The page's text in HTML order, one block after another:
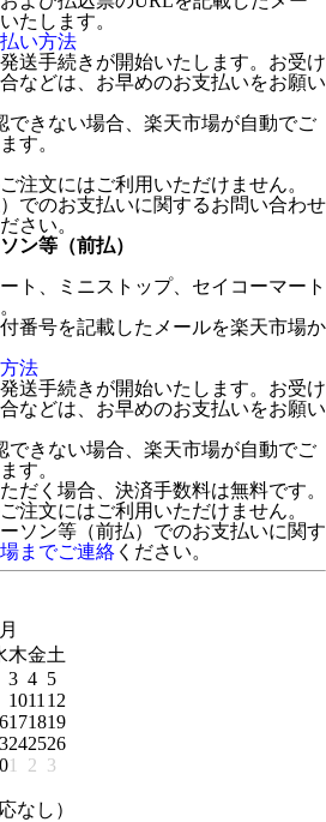
たします。
い方法
送手続きが開始いたします。お受け
などは、お早めのお支払いをお願い
できない場合、楽天市場が自動でご
す。
注文にはご利用いただけません。
でのお支払いに関するお問い合わせ
さい。
ン等（前払）
ト、ミニストップ、セイコーマート
番号を記載したメールを楽天市場か
法
送手続きが開始いたします。お受け
などは、お早めのお支払いをお願い
できない場合、楽天市場が自動でご
す。
だく場合、決済手数料は無料です。
注文にはご利用いただけません。
ソン等（前払）でのお支払いに関す
までご連絡 ください。
木金土
3 4 5
1011 12
171819
242526
1 2 3
なし）